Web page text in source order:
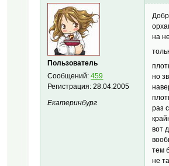
Пользователь
Сообщений:459
Регистрация:28.04.2005
Екатеринбург
на
но
раз
вот
тем
не